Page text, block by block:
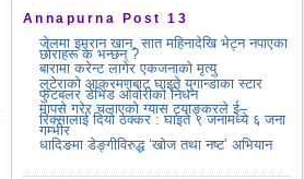
Annapurna Post 13
जेलमा इमरान खान, सात महिनादेखि भेट्न नपाएका
छोराहरू के भन्छन् ?
बारामा करेन्ट लागेर एकजनाको मृत्यु
लुटेराको आक्रमणबाट घाइते युगान्डाका स्टार
फुटबलर डेभिड ओवोरीको निधन
मापसे गरेर चलाएको ग्यास ट्याङ्करले ई–
रिक्सालाई दियो ठक्कर : घाइते ९ जनामध्ये ६ जना
गम्भीर
धादिङमा डेङ्गीविरुद्ध ‘खोज तथा नष्ट’ अभियान